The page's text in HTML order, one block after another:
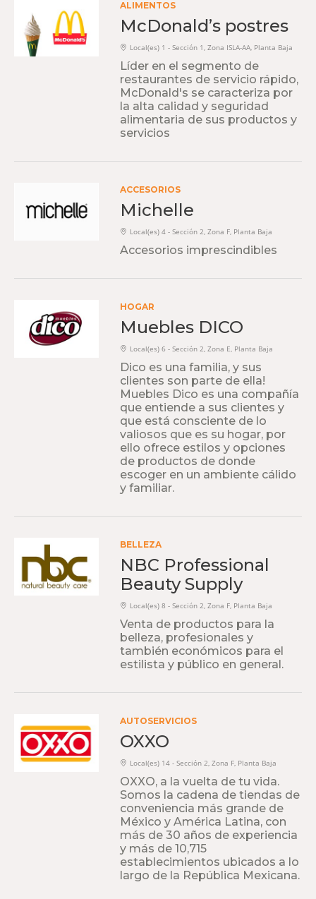
ALIMENTOS
McDonald’s postres
Local(es) 1 - Sección 1, Zona ISLA-AA, Planta Baja
Líder en el segmento de
restaurantes de servicio rápido,
McDonald's se caracteriza por
la alta calidad y seguridad
alimentaria de sus productos y
servicios
ACCESORIOS
Michelle
Local(es) 4 - Sección 2, Zona F, Planta Baja
Accesorios imprescindibles
HOGAR
Muebles DICO
Local(es) 6 - Sección 2, Zona E, Planta Baja
Dico es una familia, y sus
clientes son parte de ella!
Muebles Dico es una compañía
que entiende a sus clientes y
que está consciente de lo
valiosos que es su hogar, por
ello ofrece estilos y opciones
de productos de donde
escoger en un ambiente cálido
y familiar.
BELLEZA
NBC Professional
Beauty Supply
Local(es) 8 - Sección 2, Zona F, Planta Baja
Venta de productos para la
belleza, profesionales y
también económicos para el
estilista y público en general.
AUTOSERVICIOS
OXXO
Local(es) 14 - Sección 2, Zona F, Planta Baja
OXXO, a la vuelta de tu vida.
Somos la cadena de tiendas de
conveniencia más grande de
México y América Latina, con
más de 30 años de experiencia
y más de 10,715
establecimientos ubicados a lo
largo de la República Mexicana.